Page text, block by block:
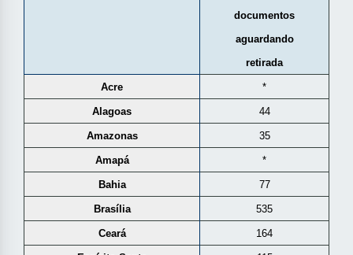
documentos
aguardando
retirada
Acre *
Alagoas 44
Amazonas 35
Amapá *
Bahia 77
Brasília 535
Ceará 164